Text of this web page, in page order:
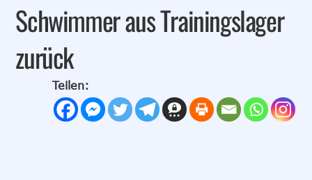
Schwimmer aus Trainingslager
zurück
Teilen: